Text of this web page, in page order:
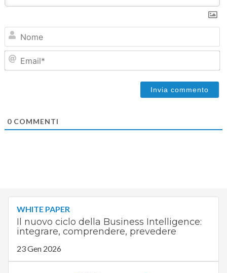
0COMMENTI
WHITE PAPER
Il nuovo ciclo della Business Intelligence:
integrare, comprendere, prevedere
23 Gen 2026